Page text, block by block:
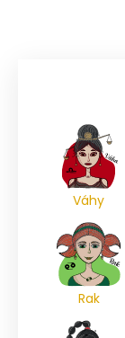
Váhy
Rak